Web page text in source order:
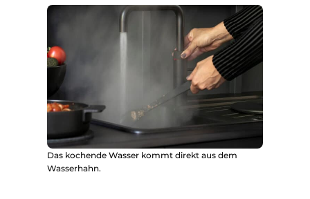
Das kochende Wasser kommt direkt aus dem
Wasserhahn.